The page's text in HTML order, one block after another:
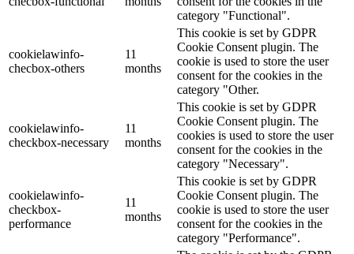
category "Functional".
cookielawinfo-
checbox-others
11
months
This cookie is set by GDPR
Cookie Consent plugin. The
cookie is used to store the user
consent for the cookies in the
category "Other.
cookielawinfo-
checkbox-necessary
11
months
This cookie is set by GDPR
Cookie Consent plugin. The
cookies is used to store the user
consent for the cookies in the
category "Necessary".
cookielawinfo-
checkbox-
performance
11
months
This cookie is set by GDPR
Cookie Consent plugin. The
cookie is used to store the user
consent for the cookies in the
category "Performance".